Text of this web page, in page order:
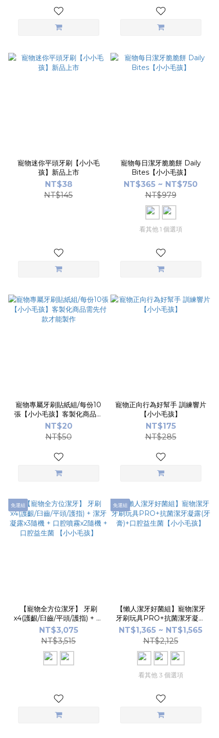
寵物迷你平頭牙刷【小小毛
孩】新品上市
NT$38
NT$145
寵物每日潔牙脆脆餅 Daily
Bites【小小毛孩】
NT$365 ~ NT$750
NT$979
看其他 1 個選項
寵物專屬牙刷貼紙組/每份10
張【小小毛孩】客製化商品需
先付款才能製作
NT$20
NT$50
寵物正向行為好幫手 訓練響片
【小小毛孩】
NT$175
NT$285
免運組
【寵物全方位潔牙】 牙刷
x4(護齦/臼齒/平頭/護指) + 潔
牙凝露x3隨機 + 口腔噴霧x2
隨機 + 口腔益生菌 【小小毛
孩】
NT$3,075
NT$3,515
免運組
【懶人潔牙好菌組】寵物潔牙
牙刷玩具PRO+抗菌潔牙凝露
(牙膏)+口腔益生菌【小小毛
孩】
NT$1,365 ~ NT$1,565
NT$2,125
看其他 3 個選項